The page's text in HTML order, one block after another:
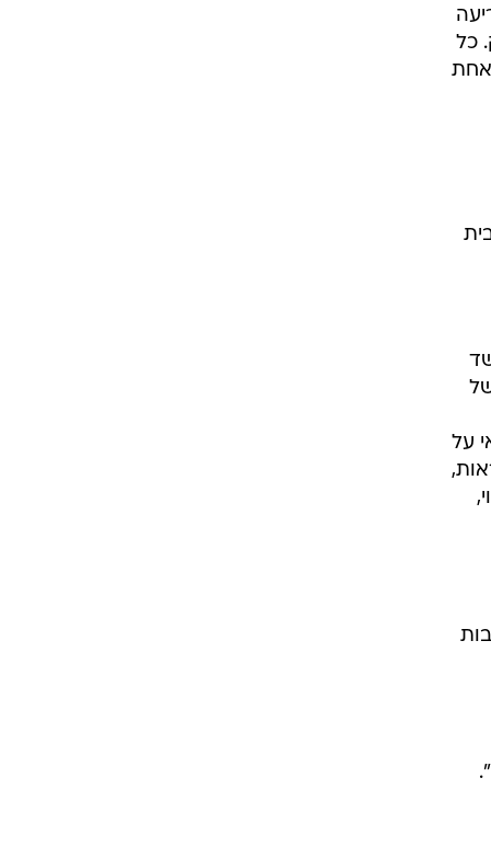
כל
אחת
חשד
כ-25 במקרים של
על
בסך 1.55 מיליון שקלים, לצד 51 התראות,